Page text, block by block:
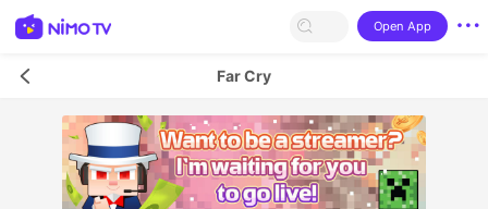
Open App
Far Cry